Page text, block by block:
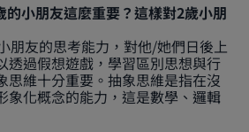
的小朋友這麼重要？這樣對2歲小朋
朋友的思考能力，對他/她們日後上
透過假想遊戲，學習區別思想與行
思維十分重要。抽象思維是指在沒
象化概念的能力，這是數學、邏輯